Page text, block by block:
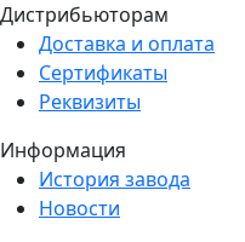
Дистрибьюторам
Доставка и оплата
Сертификаты
Реквизиты
Информация
История завода
Новости